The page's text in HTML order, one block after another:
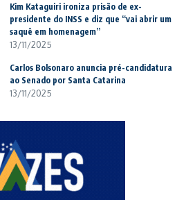
Kim Kataguiri ironiza prisão de ex-
presidente do INSS e diz que “vai abrir um
saquê em homenagem”
13/11/2025
Carlos Bolsonaro anuncia pré-candidatura
ao Senado por Santa Catarina
13/11/2025